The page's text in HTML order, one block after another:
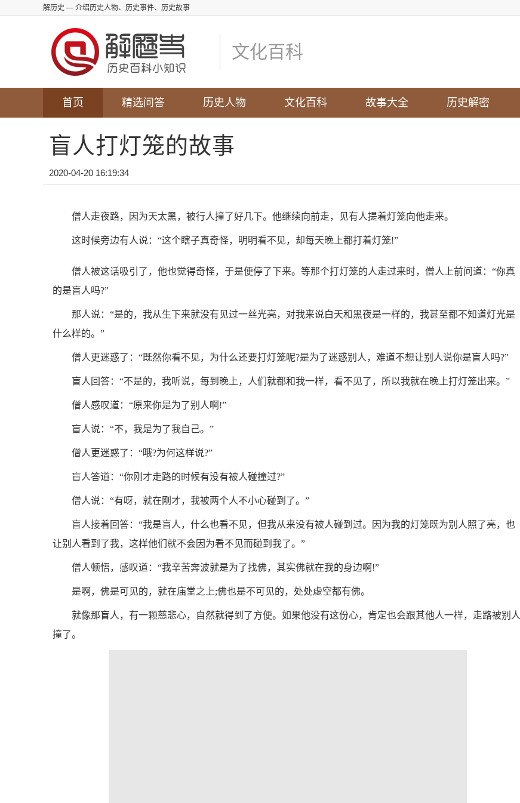
解历史 — 介绍历史人物、历史事件、历史故事
文化百科
首页 精选问答 历史人物 文化百科 故事大全 历史解密
盲人打灯笼的故事
2020-04-20 16:19:34
僧人走夜路，因为天太黑，被行人撞了好几下。他继续向前走，见有人提着灯笼向他走来。
这时候旁边有人说：“这个瞎子真奇怪，明明看不见，却每天晚上都打着灯笼!”
僧人被这话吸引了，他也觉得奇怪，于是便停了下来。等那个打灯笼的人走过来时，僧人上前问道：“你真
的是盲人吗?”
那人说：“是的，我从生下来就没有见过一丝光亮，对我来说白天和黑夜是一样的，我甚至都不知道灯光是
什么样的。”
僧人更迷惑了：“既然你看不见，为什么还要打灯笼呢?是为了迷惑别人，难道不想让别人说你是盲人吗?”
盲人回答：“不是的，我听说，每到晚上，人们就都和我一样，看不见了，所以我就在晚上打灯笼出来。”
僧人感叹道：“原来你是为了别人啊!”
盲人说：“不，我是为了我自己。”
僧人更迷惑了：“哦?为何这样说?”
盲人答道：“你刚才走路的时候有没有被人碰撞过?”
僧人说：“有呀，就在刚才，我被两个人不小心碰到了。”
盲人接着回答：“我是盲人，什么也看不见，但我从来没有被人碰到过。因为我的灯笼既为别人照了亮，也
让别人看到了我，这样他们就不会因为看不见而碰到我了。”
僧人顿悟，感叹道：“我辛苦奔波就是为了找佛，其实佛就在我的身边啊!”
是啊，佛是可见的，就在庙堂之上;佛也是不可见的，处处虚空都有佛。
就像那盲人，有一颗慈悲心，自然就得到了方便。如果他没有这份心，肯定也会跟其他人一样，走路被别人
撞了。